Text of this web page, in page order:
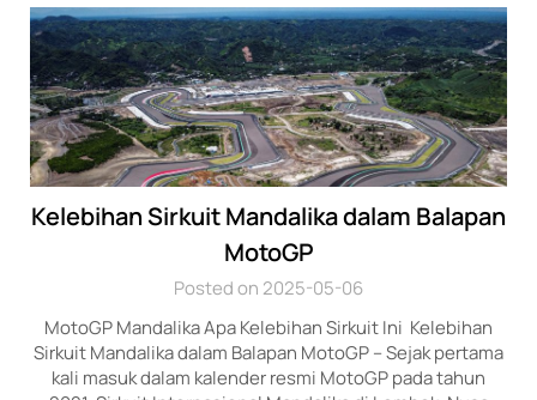
Kelebihan Sirkuit Mandalika dalam Balapan
MotoGP
Posted on 2025-05-06
MotoGP Mandalika Apa Kelebihan Sirkuit Ini Kelebihan
Sirkuit Mandalika dalam Balapan MotoGP – Sejak pertama
kali masuk dalam kalender resmi MotoGP pada tahun